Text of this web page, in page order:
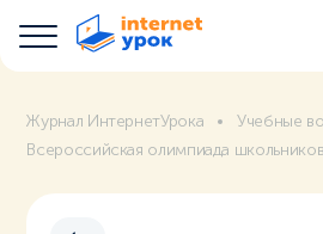
Журнал ИнтернетУрока
Учебные
Всероссийская олимпиада школьников